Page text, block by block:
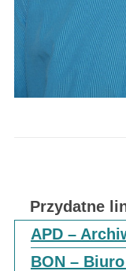
Przydatne
APD –
BON –